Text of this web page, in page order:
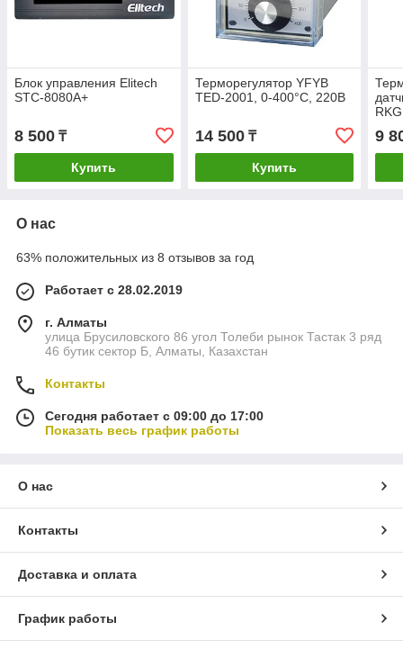
Блок управления Elitech
STC-8080A+
8 500 ₸
Купить
Терморегулятор YFYB
TED-2001, 0-400°C, 220В
14 500₸
Купить
9
О нас
63% положительных из 8 отзывов за год
Работает с 28.02.2019
г. Алматы
улица Брусиловского 86 угол Толеби рынок Тастак 3 ряд
46 бутик сектор Б, Алматы, Казахстан
Контакты
Сегодня работает с 09:00 до 17:00
Показать весь график работы
О нас
Контакты
Доставка и оплата
График работы